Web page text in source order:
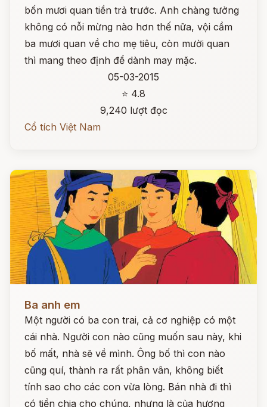
bốn mươi quan tiền trả trước. Anh chàng tưởng
không có nỗi mừng nào hơn thế nữa, vội cầm
ba mươi quan về cho mẹ tiêu, còn mười quan
thì mang theo định để dành may mặc.
05-03-2015
⭐ 4.8
9,240 lượt đọc
Cổ tích Việt Nam
Ba anh em
Một người có ba con trai, cả cơ nghiệp có một
cái nhà. Người con nào cũng muốn sau này, khi
bố mất, nhà sẽ về mình. Ông bố thì con nào
cũng quí, thành ra rất phân vân, không biết
tính sao cho các con vừa lòng. Bán nhà đi thì
có tiền chia cho chúng, nhưng là của hương